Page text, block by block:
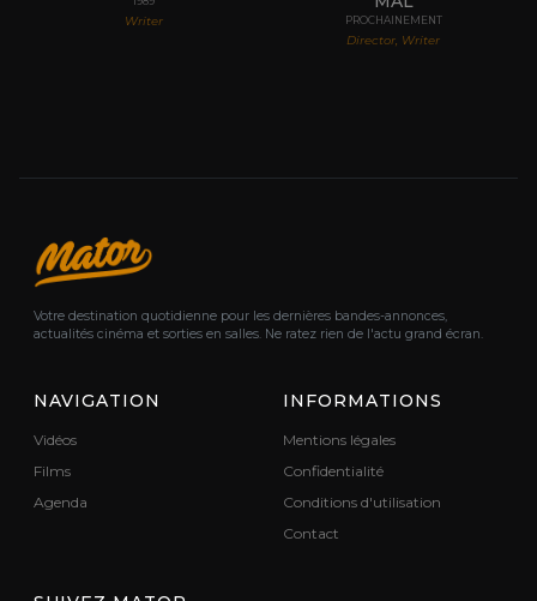
Writer PROCHAINEMENT
Director, Writer
Votre destination quotidienne pour les dernières bandes-annonces,
actualités cinéma et sorties en salles. Ne ratez rien de l'actu grand écran.
NAVIGATION
Vidéos
Films
Agenda
INFORMATIONS
Mentions légales
Confidentialité
Conditions d'utilisation
Contact